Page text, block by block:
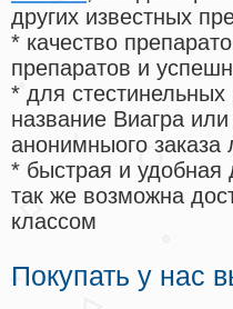
других известных
* качество
препаратов и
* для
название Виагра
анонимныого
* быстрая и удобная
так же возможна
классом
Покупать у нас